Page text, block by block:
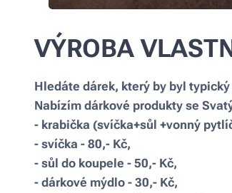
VÝROBA
Hledáte dárek, který by byl typický
Nabízím dárkové produkty se
- krabička (svíčka+sůl +vonný
- svíčka - 80,- Kč,
- sůl do koupele - 50,- Kč,
- dárkové mýdlo - 30,- Kč,